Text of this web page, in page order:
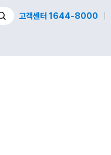
고객센터 1644-8000